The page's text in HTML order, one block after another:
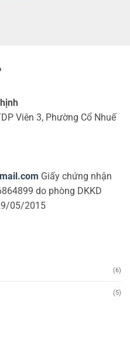
Viên 3, Phường Cổ Nhuế
Giấy chứng nhận
do phòng DKKD
05/2015
(6)
(5)